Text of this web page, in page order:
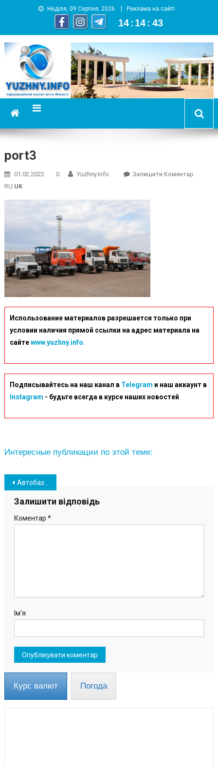
Неділя, 09 Серпня, 2026 Реклама на сайті
14 : 14 : 43
YUZHNY.INFO
информационный портал города Южный
port3
01.02.2022 0 Yuzhny.info Залишити КоментарOn
RU UK
Использование материалов разрешается только при
условии наличия прямой ссылки на адрес материала на
сайтеwww.yuzhny.info.
Подписывайтесь на наш канал в Telegram и наш аккаунт в
Instagram - будьте всегда в курсе наших новостей
Интересные публикации по этой теме:
Навігація
записів
Автобаза порта «Южный отмечает 42-летие со дня основания
Залишити відповідь
Коментар *
Ім'я
Курс валют Погода